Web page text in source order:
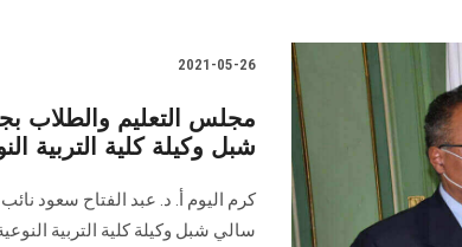
2021-05-26
مجلس التعليم والطلاب
شبل وكيلة كلية التربية
كرم اليوم أ. د. عبد الفتاح سعود
سالي شبل وكيلة كلية التربية